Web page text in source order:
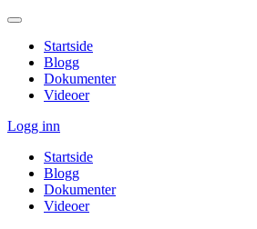
Startside
Blogg
Dokumenter
Videoer
Logg inn
Startside
Blogg
Dokumenter
Videoer